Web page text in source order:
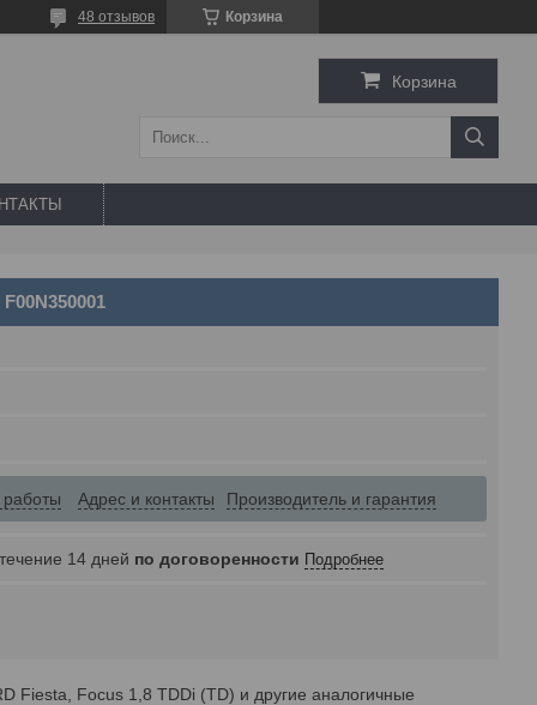
Корзина
48 отзывов
Корзина
Адрес и контакты Производитель и гарантия
14 дней по договоренности Подробнее
Fiesta, Focus 1,8 TDDi (TD) и другие аналогичные